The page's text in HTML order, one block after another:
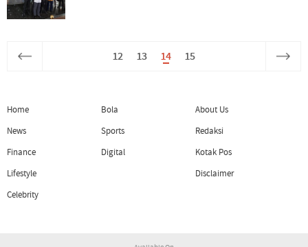
12 13 14 15
Home
News
Finance
Lifestyle
Celebrity
Bola
Sports
Digital
About Us
Redaksi
Kotak Pos
Disclaimer